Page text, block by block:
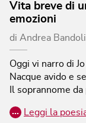
Vita breve di
emozioni
di Andrea
Oggi vi narro di
Nacque avido e
Il soprannome
… Leggi la